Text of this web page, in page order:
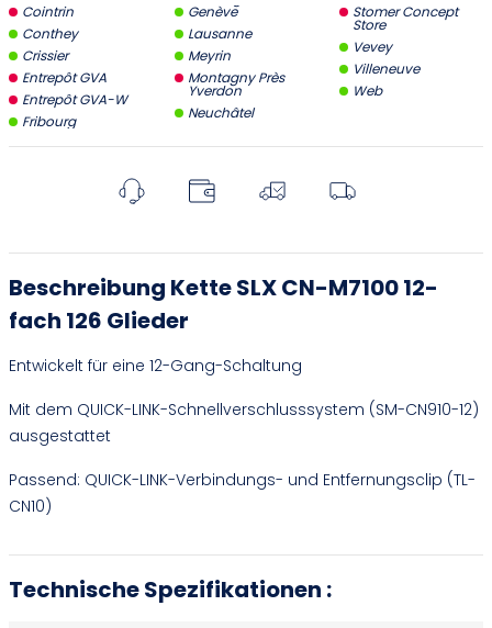
Cointrin
Conthey
Crissier
Entrepôt GVA
Entrepôt GVA-W
Fribourg
Genève
Lausanne
Meyrin
Montagny Près
Yverdon
Neuchâtel
Stomer Concept
Store
Vevey
Villeneuve
Web
Beschreibung Kette SLX CN-M7100 12-
fach 126 Glieder
Entwickelt für eine 12-Gang-Schaltung
Mit dem QUICK-LINK-Schnellverschlusssystem (SM-CN910-12)
ausgestattet
Passend: QUICK-LINK-Verbindungs- und Entfernungsclip (TL-
CN10)
Technische Spezifikationen :